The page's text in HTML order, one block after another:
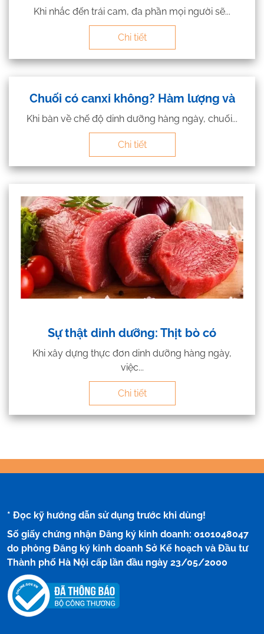
Khi nhắc đến trái cam, đa phần mọi người sẽ...
Chi tiết
Chuối có canxi không? Hàm lượng và
Khi bàn về chế độ dinh dưỡng hàng ngày, chuối...
Chi tiết
Sự thật dinh dưỡng: Thịt bò có
Khi xây dựng thực đơn dinh dưỡng hàng ngày,
việc...
Chi tiết
* Đọc kỹ hướng dẫn sử dụng trước khi dùng!
Số giấy chứng nhận Đăng ký kinh doanh: 0101048047
do phòng Đăng ký kinh doanh Sở Kế hoạch và Đầu tư
Thành phố Hà Nội cấp lần đầu ngày 23/05/2000